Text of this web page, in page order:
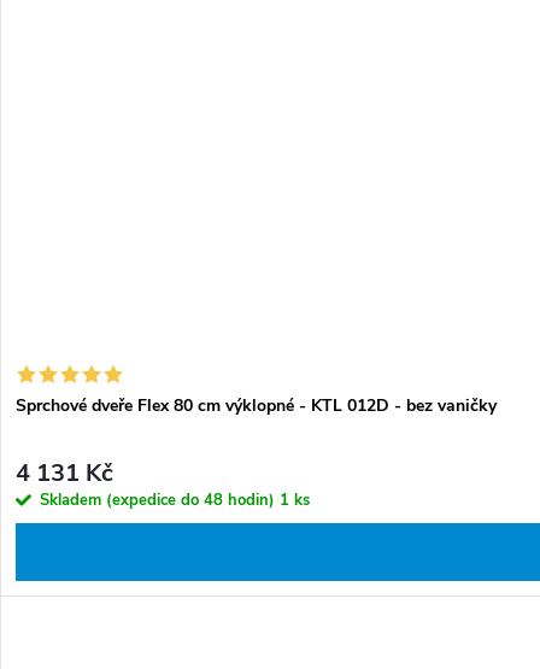
Sprchové dveře Flex 80 cm výklopné - KTL 012D - bez vaničky
4 131 Kč
Skladem (expedice do 48 hodin) 1 ks